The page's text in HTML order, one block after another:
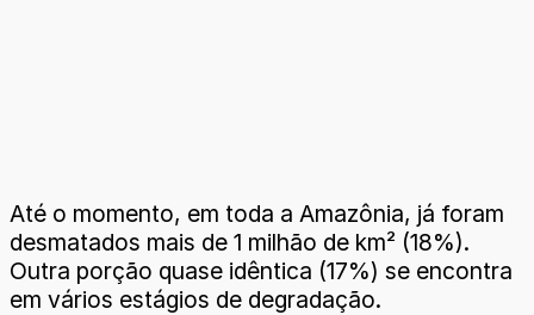
Até o momento, em toda a Amazônia, já foram
desmatados mais de 1 milhão de km² (18%).
Outra porção quase idêntica (17%) se encontra
em vários estágios de degradação.